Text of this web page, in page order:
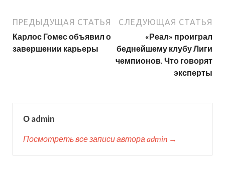
ПРЕДЫДУЩАЯ СТАТЬЯ
Карлос Гомес объявил о
завершении карьеры
СЛЕДУЮЩАЯ СТАТЬЯ
«Реал» проиграл
беднейшему клубу Лиги
чемпионов. Что говорят
эксперты
О admin
Посмотреть все записи автора admin →